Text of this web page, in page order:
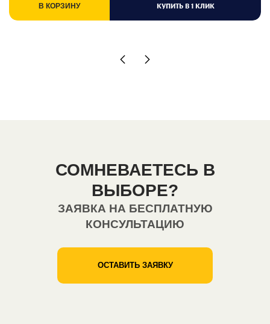
В КОРЗИНУ КУПИТЬ В 1 КЛИК
СОМНЕВАЕТЕСЬ В
ВЫБОРЕ?
ЗАЯВКА НА БЕСПЛАТНУЮ
КОНСУЛЬТАЦИЮ
ОСТАВИТЬ ЗАЯВКУ